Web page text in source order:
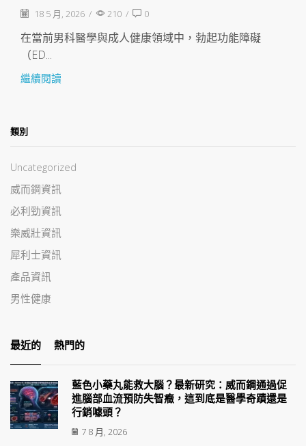
18 5 月, 2026 / 210 / 0
在當前男科醫學與成人健康領域中，勃起功能障礙
（ED...
繼續閱讀
類別
Uncategorized
威而鋼資訊
必利勁資訊
樂威壯資訊
犀利士資訊
產品資訊
男性健康
最近的 熱門的
藍色小藥丸能救大腦？最新研究：威而鋼通過促
進腦部血流預防失智癥，這到底是醫學奇蹟還是
行銷噱頭？
7 8 月, 2026